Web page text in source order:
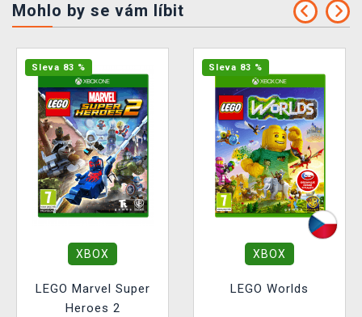
Mohlo by se vám líbit
Sleva 83 %
XBOX
LEGO Marvel Super
Heroes 2
Sleva 83 %
XBOX
LEGO Worlds